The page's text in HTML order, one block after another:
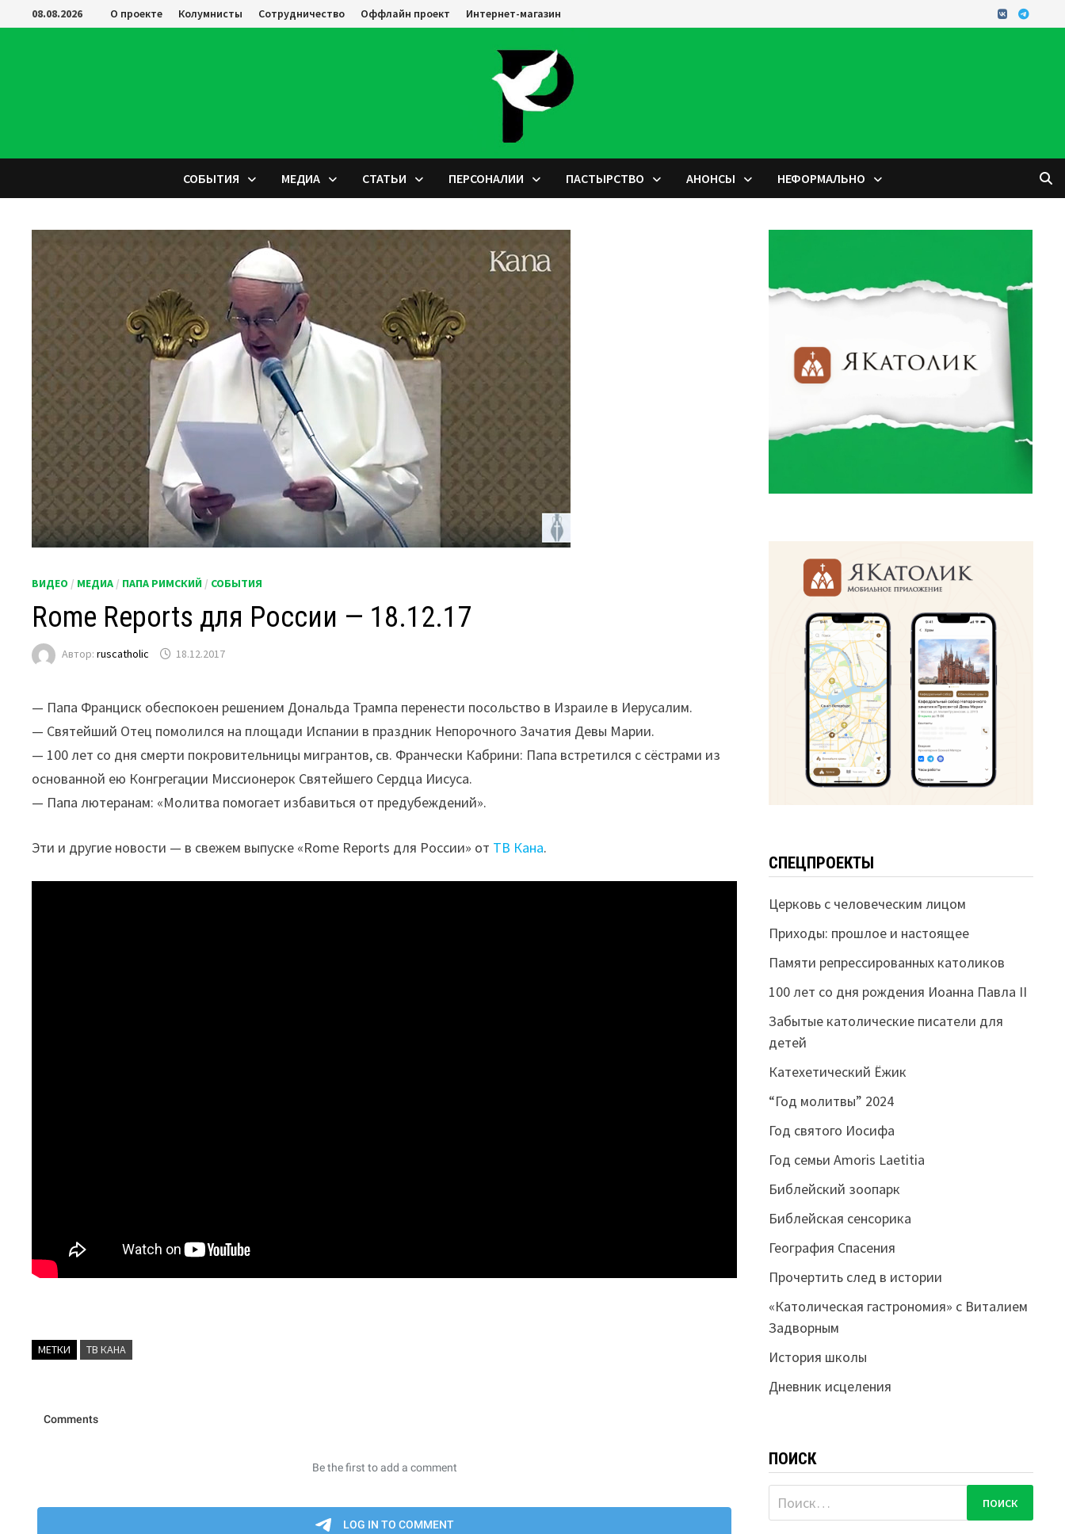
Перейти
к
08.08.2026 О проекте Колумнисты Сотрудничество Оффлайн проект Интернет-магазин
СОБЫТИЯ МЕДИА СТАТЬИ ПЕРСОНАЛИИ ПАСТЫРСТВО АНОНСЫ НЕФОРМАЛЬНО
ВИДЕО / МЕДИА / ПАПА РИМСКИЙ / СОБЫТИЯ
Rome Reports для России — 18.12.17
Автор:ruscatholic 18.12.2017
— Папа Франциск обеспокоен решением Дональда Трампа перенести посольство в Израиле в Иерусалим.
— Святейший Отец помолился на площади Испании в праздник Непорочного Зачатия Девы Марии.
— 100 лет со дня смерти покровительницы мигрантов, св. Франчески Кабрини: Папа встретился с сёстрами из
основанной ею Конгрегации Миссионерок Святейшего Сердца Иисуса.
— Папа лютеранам: «Молитва помогает избавиться от предубеждений».
Эти и другие новости — в свежем выпуске «Rome Reports для России» от ТВ Кана.
МЕТКИ ТВ КАНА
СПЕЦПРОЕКТЫ
Церковь с человеческим лицом
Приходы: прошлое и настоящее
Памяти репрессированных католиков
100 лет со дня рождения Иоанна Павла II
Забытые католические писатели для
детей
Катехетический Ёжик
“Год молитвы” 2024
Год святого Иосифа
Год семьи Amoris Laetitia
Библейский зоопарк
Библейская сенсорика
География Спасения
Прочертить след в истории
«Католическая гастрономия» с Виталием
Задворным
История школы
Дневник исцеления
ПОИСК
Найти: